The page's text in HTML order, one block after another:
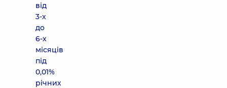
від
3-х
до
6-х
місяців
під
0,01%
річних